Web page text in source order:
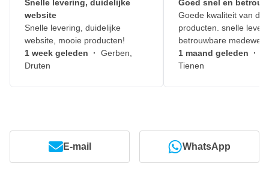
Snelle levering, duidelijke
website
Snelle levering, duidelijke
website, mooie producten!
1 week geleden · Gerben,
Druten
Goed snel en
Goede kwaliteit van de
producten. snelle
betrouwbare
1 maand geleden ·
Tienen
E-mail WhatsApp